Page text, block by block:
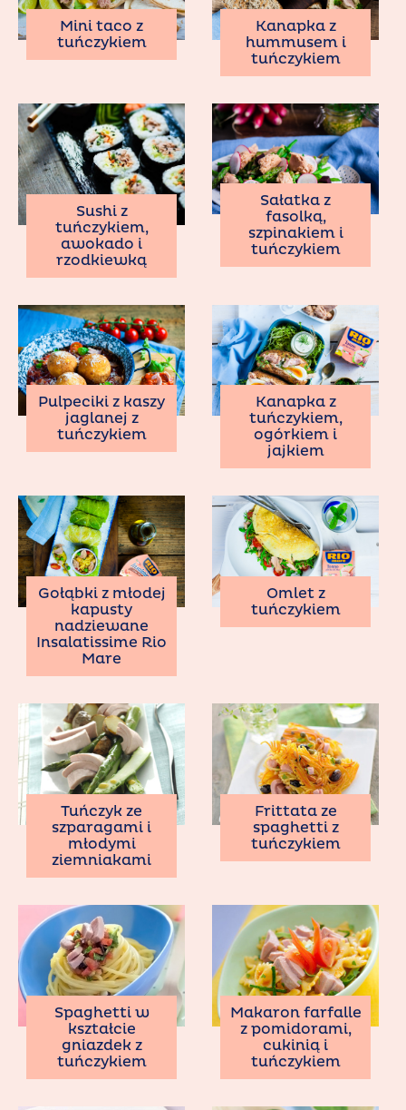
Mini taco z
tuńczykiem
Kanapka z
hummusem i
tuńczykiem
Sushi z
tuńczykiem,
awokado i
rzodkiewką
Sałatka z
fasolką,
szpinakiem i
tuńczykiem
Pulpeciki z kaszy
jaglanej z
tuńczykiem
Kanapka z
tuńczykiem,
ogórkiem i
jajkiem
Gołąbki z młodej
kapusty
nadziewane
Insalatissime Rio
Mare
Omlet z
tuńczykiem
Tuńczyk ze
szparagami i
młodymi
ziemniakami
Frittata ze
spaghetti z
tuńczykiem
Spaghetti w
kształcie
gniazdek z
tuńczykiem
Makaron farfalle
z pomidorami,
cukinią i
tuńczykiem